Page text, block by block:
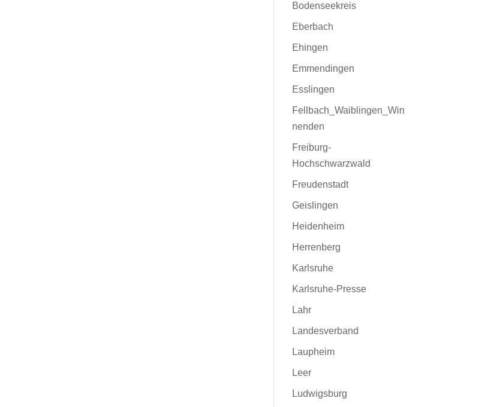
Bodenseekreis
Eberbach
Ehingen
Emmendingen
Esslingen
Fellbach_Waiblingen_Win
nenden
Freiburg-
Hochschwarzwald
Freudenstadt
Geislingen
Heidenheim
Herrenberg
Karlsruhe
Karlsruhe-Presse
Lahr
Landesverband
Laupheim
Leer
Ludwigsburg